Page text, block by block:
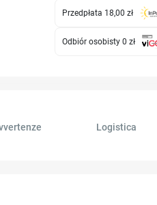
Przedpłata 18,00 zł
Odbiór osobisty 0 zł
Logistica